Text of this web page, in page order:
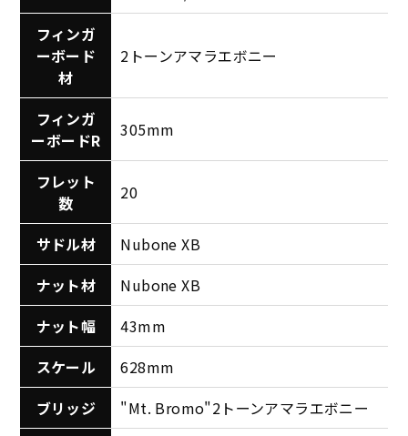
フィンガ
ーボード
材
2トーンアマラエボニー
フィンガ
ーボードR
305mm
フレット
数
20
サドル材
Nubone XB
ナット材
Nubone XB
ナット幅
43mm
スケール
628mm
ブリッジ
"Mt. Bromo"2トーンアマラエボニー